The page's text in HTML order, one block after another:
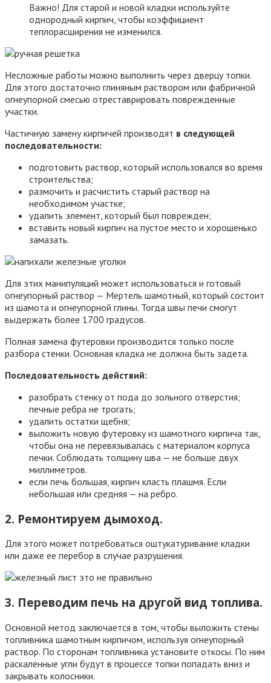
Важно! Для старой и новой кладки используйте
однородный кирпич, чтобы коэффициент
теплорасширения не изменился.
Несложные работы можно выполнить через дверцу топки.
Для этого достаточно глиняным раствором или фабричной
огнеупорной смесью отреставрировать поврежденные
участки.
Частичную замену кирпичей производят в следующей
последовательности:
подготовить раствор, который использовался во время
строительства;
размочить и расчистить старый раствор на
необходимом участке;
удалить элемент, который был поврежден;
вставить новый кирпич на пустое место и хорошенько
замазать.
Для этих манипуляций может использоваться и готовый
огнеупорный раствор — Мертель шамотный, который состоит
из шамота и огнеупорной глины. Тогда швы печи смогут
выдержать более 1700 градусов.
Полная замена футеровки производится только после
разбора стенки. Основная кладка не должна быть задета.
Последовательность действий:
разобрать стенку от пода до зольного отверстия;
печные ребра не трогать;
удалить остатки щебня;
выложить новую футеровку из шамотного кирпича так,
чтобы она не перевязывалась с материалом корпуса
печки. Соблюдать толщину шва — не больше двух
миллиметров.
если печь большая, кирпич класть плашмя. Если
небольшая или средняя — на ребро.
2. Ремонтируем дымоход.
Для этого может потребоваться оштукатуривание кладки
или даже ее перебор в случае разрушения.
3. Переводим печь на другой вид топлива.
Основной метод заключается в том, чтобы выложить стены
топливника шамотным кирпичом, используя огнеупорный
раствор. По сторонам топливника установите откосы. По ним
раскаленные угли будут в процессе топки попадать вниз и
закрывать колосники.